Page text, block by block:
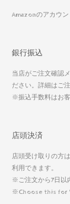
Amazonのアカウ
銀行振込
当店がご注文確認
ださい。詳細はご
※振込手数料はお
店頭決済
店頭受け取りの方
利用できます。
※ご注文から7日以
※Choose this for